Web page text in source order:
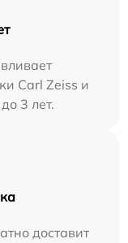
Carl Zeiss и
3 лет.
доставит